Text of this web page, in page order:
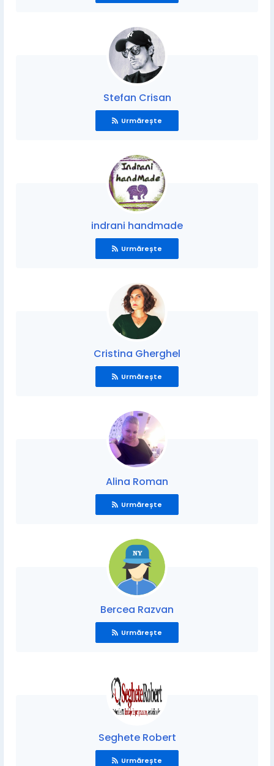
Stefan Crisan
Urmărește
indrani handmade
Urmărește
Cristina Gherghel
Urmărește
Alina Roman
Urmărește
Bercea Razvan
Urmărește
Seghete Robert
Urmărește